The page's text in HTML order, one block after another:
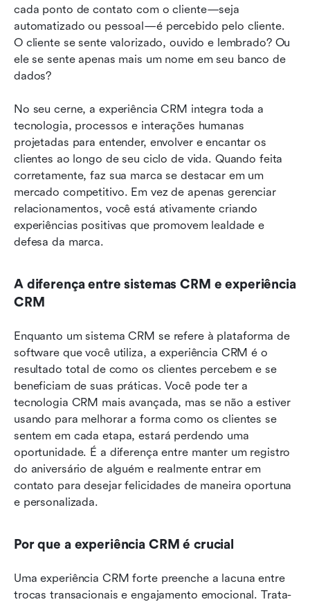
cada ponto de contato com o cliente—seja
automatizado ou pessoal—é percebido pelo cliente.
O cliente se sente valorizado, ouvido e lembrado? Ou
ele se sente apenas mais um nome em seu banco de
dados?
No seu cerne, a experiência CRM integra toda a
tecnologia, processos e interações humanas
projetadas para entender, envolver e encantar os
clientes ao longo de seu ciclo de vida. Quando feita
corretamente, faz sua marca se destacar em um
mercado competitivo. Em vez de apenas gerenciar
relacionamentos, você está ativamente criando
experiências positivas que promovem lealdade e
defesa da marca.
A diferença entre sistemas CRM e experiência
CRM
Enquanto um sistema CRM se refere à plataforma de
software que você utiliza, a experiência CRM é o
resultado total de como os clientes percebem e se
beneficiam de suas práticas. Você pode ter a
tecnologia CRM mais avançada, mas se não a estiver
usando para melhorar a forma como os clientes se
sentem em cada etapa, estará perdendo uma
oportunidade. É a diferença entre manter um registro
do aniversário de alguém e realmente entrar em
contato para desejar felicidades de maneira oportuna
e personalizada.
Por que a experiência CRM é crucial
Uma experiência CRM forte preenche a lacuna entre
trocas transacionais e engajamento emocional. Trata-